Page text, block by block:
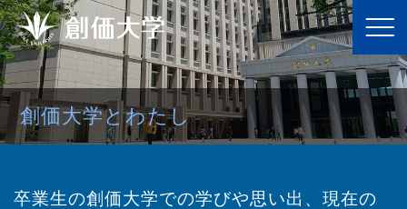
創価大学とわたし
卒業生の創価大学での学びや思い出、現在の